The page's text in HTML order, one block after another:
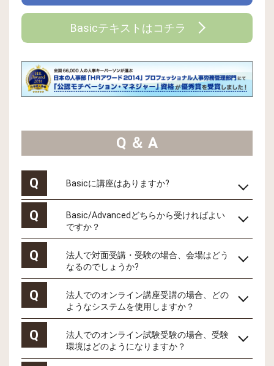
Basicテキストはコチラ
Q ＆ A
Q Basicに講座はありますか?
Q
Basic/Advancedどちらから受ければよい
ですか？
Q
法人で対面受講・受験の場合、会場はどう
なるのでしょうか?
Q
法人でのオンライン講座受講の場合、どの
ようなシステムを使用しますか？
Q
法人でのオンライン試験受験の場合、受験
環境はどのようになりますか？